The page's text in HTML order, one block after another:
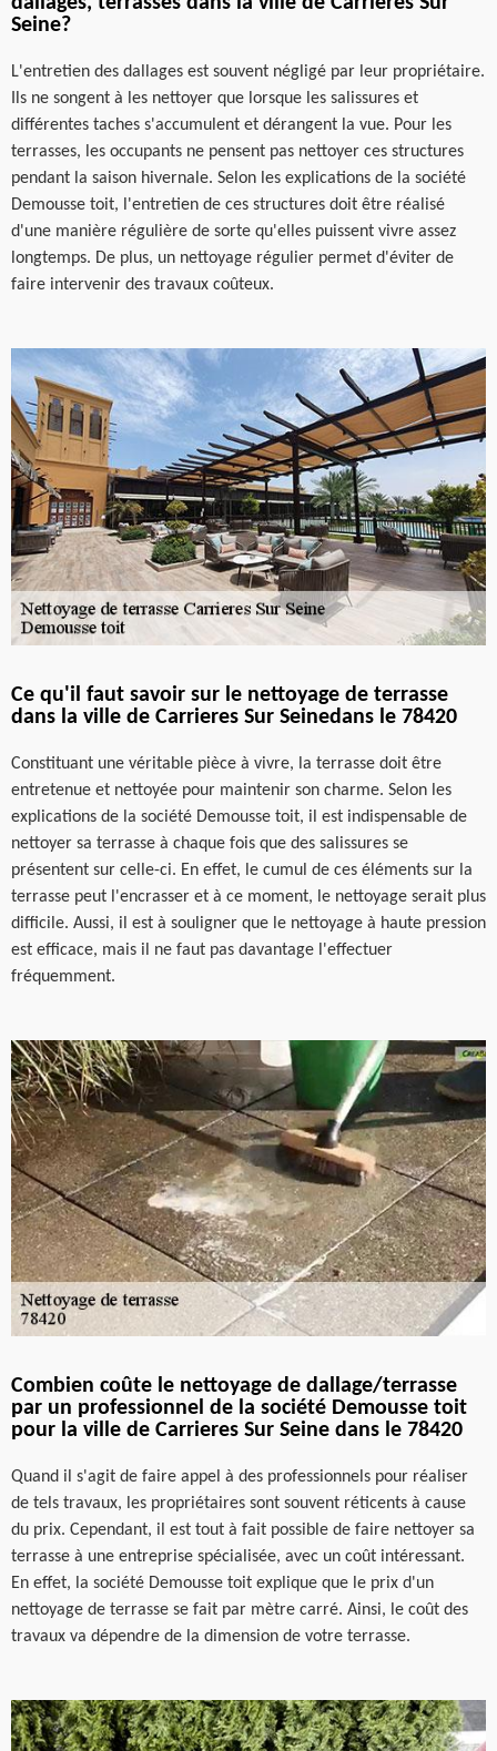
Seine?
L'entretien des dallages est souvent négligé par leur propriétaire.
Ils ne songent à les nettoyer que lorsque les salissures et
différentes taches s'accumulent et dérangent la vue. Pour les
terrasses, les occupants ne pensent pas nettoyer ces structures
pendant la saison hivernale. Selon les explications de la société
Demousse toit, l'entretien de ces structures doit être réalisé
d'une manière régulière de sorte qu'elles puissent vivre assez
longtemps. De plus, un nettoyage régulier permet d'éviter de
faire intervenir des travaux coûteux.
Ce qu'il faut savoir sur le nettoyage de terrasse
dans la ville de Carrieres Sur Seinedans le 78420
Constituant une véritable pièce à vivre, la terrasse doit être
entretenue et nettoyée pour maintenir son charme. Selon les
explications de la société Demousse toit, il est indispensable de
nettoyer sa terrasse à chaque fois que des salissures se
présentent sur celle-ci. En effet, le cumul de ces éléments sur la
terrasse peut l'encrasser et à ce moment, le nettoyage serait plus
difficile. Aussi, il est à souligner que le nettoyage à haute pression
est efficace, mais il ne faut pas davantage l'effectuer
fréquemment.
Combien coûte le nettoyage de dallage/terrasse
par un professionnel de la société Demousse toit
pour la ville de Carrieres Sur Seine dans le 78420
Quand il s'agit de faire appel à des professionnels pour réaliser
de tels travaux, les propriétaires sont souvent réticents à cause
du prix. Cependant, il est tout à fait possible de faire nettoyer sa
terrasse à une entreprise spécialisée, avec un coût intéressant.
En effet, la société Demousse toit explique que le prix d'un
nettoyage de terrasse se fait par mètre carré. Ainsi, le coût des
travaux va dépendre de la dimension de votre terrasse.